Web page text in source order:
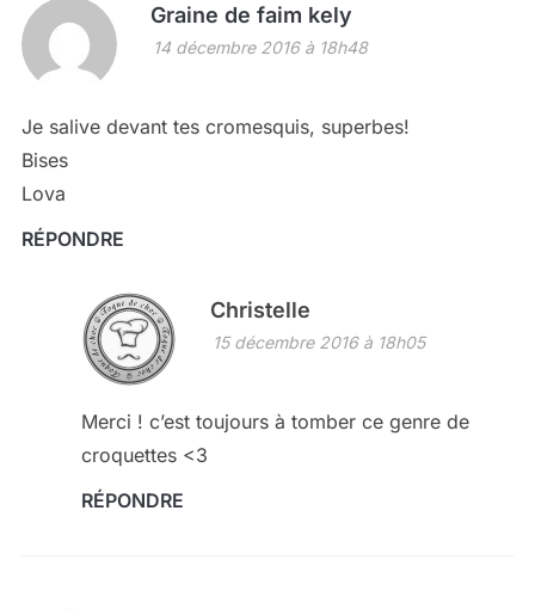
Graine de faim kely
14 décembre 2016 à 18h48
Je salive devant tes cromesquis, superbes!
Bises
Lova
RÉPONDRE
Christelle
15 décembre 2016 à 18h05
Merci ! c’est toujours à tomber ce genre de
croquettes <3
RÉPONDRE